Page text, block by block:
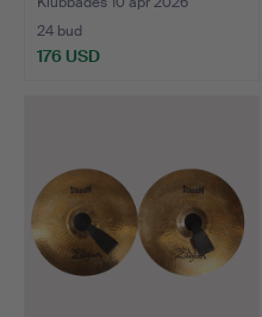
24 bud
176 USD